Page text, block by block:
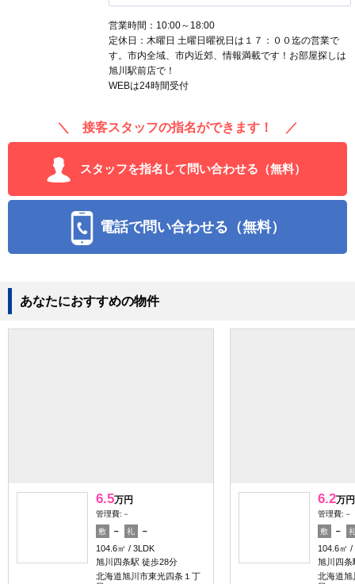
営業時間：10:00～18:00
定休日：木曜日 土曜日曜祝日は１７：００迄の営業で
す。市内全域、市内近郊、情報満載です！お部屋探しは
旭川駅前店で！
WEBは24時間受付
＼ 接客スタッフの指名ができます！ ／
スタッフを指名して問い合わせる（無料）
電話で問い合わせる（無料）
あなたにおすすめの物件
6.5万円
管理費:－
敷 － 礼
－
104.6㎡
3LDK
旭川四条駅 徒歩28分
北海道旭川市東光四条１丁
6.2万円
管理費:－
敷 －
104.6㎡
旭川四条
北海道旭